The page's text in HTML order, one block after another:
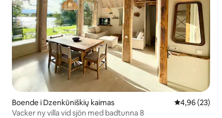
Boende i Dzenkūniškių kaimas 4,96 av 5 i
4,96 (23)
Vacker ny villa vid sjön med badtunna 8